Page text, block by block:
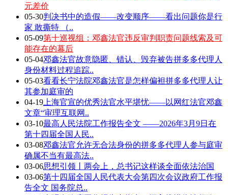
元差价
05-30判决书中的造假——改变顺序——看出问题你是行
家 敢撕特 （..
05-09第十巡视组：邓鑫法官违反审判职责问题线索及可
能存在的幕后
05-04邓鑫法官故意隐匿、错认、毁弃被告拼多多代理人
身份材料过程追踪..
05-03看看长宁法院邓鑫法官是怎样偏袒拼多多代理人让
其参加庭审的
04-19 上海官宣的优秀法官水平堪忧——以网红法官邓鑫
文章“审理互联网..
03-10最高人民法院工作报告全文 ——2026年3月9日在
第十四届全国人民..
03-08邓鑫法官允许无合法身份的拼多多代理人参与庭审
确属不当有最高法..
03-06思想引领丨两会上，总书记这样谈全面依法治国
03-06第十四届全国人民代表大会第四次会议政府工作报
告全文 国务院总..